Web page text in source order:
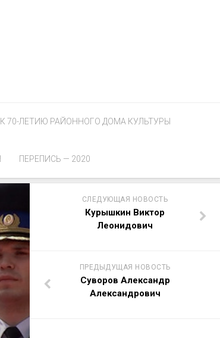
К 70-ЛЕТИЮ РАЙОННОГО ДОМА КУЛЬТУРЫ
ПЕРЕПИСЬ — 2020
СЛЕДУЮЩАЯ НОВОСТЬ
Курышкин Виктор
Леонидович
ПРЕДЫДУЩАЯ НОВОСТЬ
Суворов Александр
Александрович